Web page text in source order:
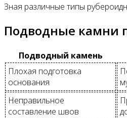
Зная различные типы
Подводные камни
Подводный камень
Плохая подготовка
основания
Неправильное
составление швов